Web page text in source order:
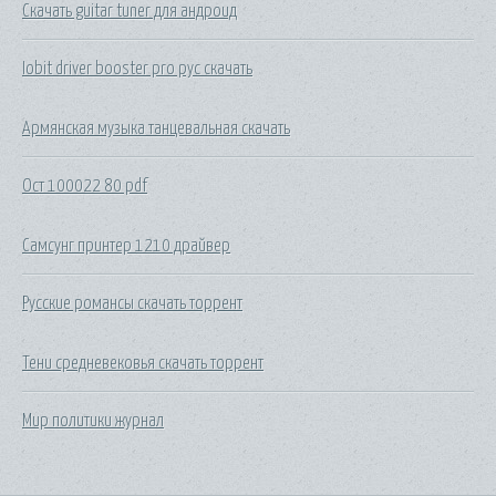
Скачать guitar tuner для андроид
Iobit driver booster pro рус скачать
Армянская музыка танцевальная скачать
Ост 100022 80 pdf
Самсунг принтер 1210 драйвер
Русские романсы скачать торрент
Тени средневековья скачать торрент
Мир политики журнал